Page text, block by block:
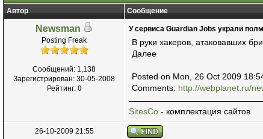
Автор Сообщение
Newsman
Posting Freak
Сообщений: 1,138
Зарегистрирован: 30-05-2008
Рейтинг: 0
У сервиса Guardian Jobs украли
В руки хакеров, атаковавших
Далее
Posted on Mon, 26 Oct 2009
Comments: http://webplanet.ru/
SitesCo - комплектация сайтов
26-10-2009 21:55